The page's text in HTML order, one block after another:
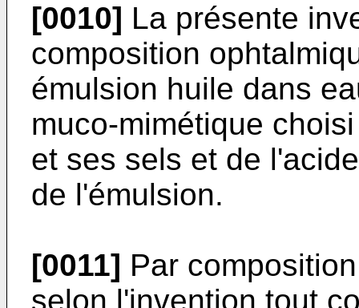
[0010] La présente
composition
émulsion huile dans
muco-mimétique
et ses sels et de
de l'émulsion.
[0011] Par
selon l'invention tout